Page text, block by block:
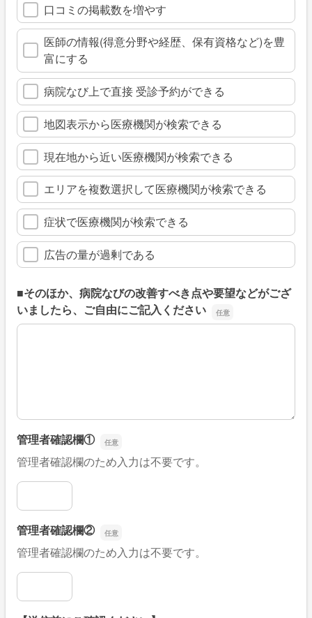
口コミの掲載数を増やす
医師の情報(得意分野や経歴、保有資格など)を豊
富にする
病院なび上で直接 受診予約ができる
地図表示から医療機関が検索できる
現在地から近い医療機関が検索できる
エリアを複数選択して医療機関が検索できる
症状で医療機関が検索できる
広告の量が過剰である
■そのほか、病院なびの改善すべき点や要望などがござ
いましたら、ご自由にご記入ください
■そのほか、病院なびの改善すべき点や要望などがござい
管理者確認欄①
管理者確認欄のため入力は不要です。
管理者確認欄①
管理者確認欄②
管理者確認欄のため入力は不要です。
管理者確認欄②